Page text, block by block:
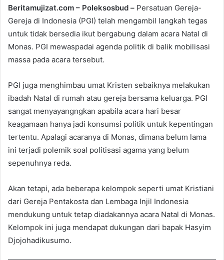
e
m
a
i
l
Beritamujizat.com – Poleksosbud – Persatuan Gereja-
Gereja di Indonesia (PGI) telah mengambil langkah tegas
untuk tidak bersedia ikut bergabung dalam acara Natal di
Monas. PGI mewaspadai agenda politik di balik mobilisasi
massa pada acara tersebut.
PGI juga menghimbau umat Kristen sebaiknya melakukan
ibadah Natal di rumah atau gereja bersama keluarga. PGI
sangat menyayangngkan apabila acara hari besar
keagamaan hanya jadi konsumsi politik untuk kepentingan
tertentu. Apalagi acaranya di Monas, dimana belum lama
ini terjadi polemik soal politisasi agama yang belum
sepenuhnya reda.
Akan tetapi, ada beberapa kelompok seperti umat Kristiani
dari Gereja Pentakosta dan Lembaga Injil Indonesia
mendukung untuk tetap diadakannya acara Natal di Monas.
Kelompok ini juga mendapat dukungan dari bapak Hasyim
Djojohadikusumo.